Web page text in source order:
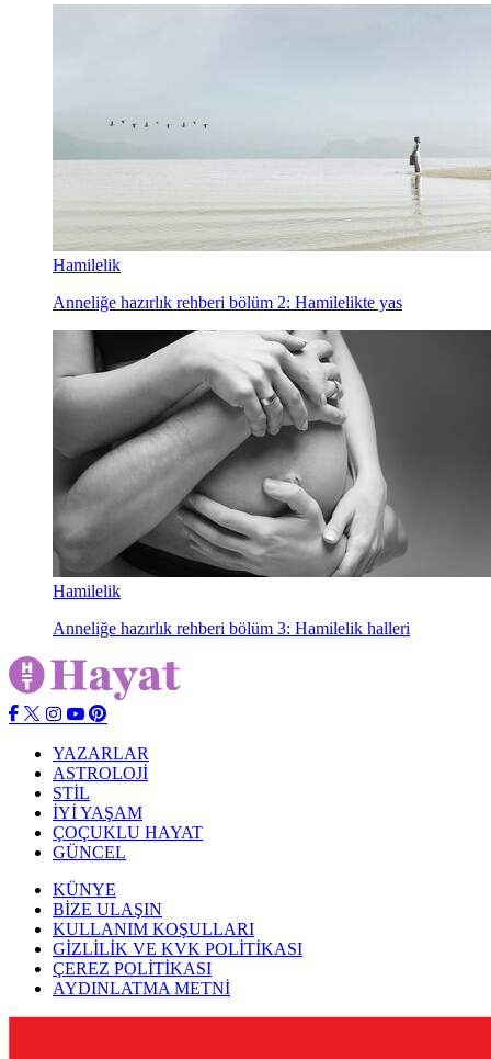
Hamilelik
Anneliğe hazırlık rehberi bölüm 2: Hamilelikte yas
Hamilelik
Anneliğe hazırlık rehberi bölüm 3: Hamilelik halleri
YAZARLAR
ASTROLOJİ
STİL
İYİ YAŞAM
ÇOÇUKLU HAYAT
GÜNCEL
KÜNYE
BİZE ULAŞIN
KULLANIM KOŞULLARI
GİZLİLİK VE KVK POLİTİKASI
ÇEREZ POLİTİKASI
AYDINLATMA METNİ